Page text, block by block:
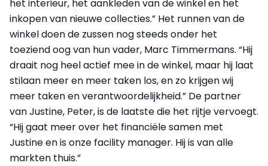
het interieur, het aankleden van de winkel en het
inkopen van nieuwe collecties.” Het runnen van de
winkel doen de zussen nog steeds onder het
toeziend oog van hun vader, Marc Timmermans. “Hij
draait nog heel actief mee in de winkel, maar hij laat
stilaan meer en meer taken los, en zo krijgen wij
meer taken en verantwoordelijkheid.” De partner
van Justine, Peter, is de laatste die het rijtje vervoegt.
“Hij gaat meer over het financiële samen met
Justine en is onze facility manager. Hij is van alle
markten thuis.”